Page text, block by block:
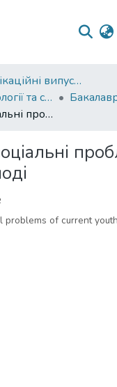
01. Кваліфікаційні випускні роботи здобувачів вищої освіти
Факультет психології та соціальної роботи
Психолого-соціальні проблеми сучасної молоді
problems of current youth